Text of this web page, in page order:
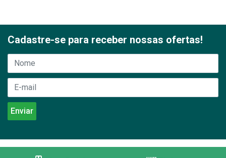
Cadastre-se para receber nossas ofertas!